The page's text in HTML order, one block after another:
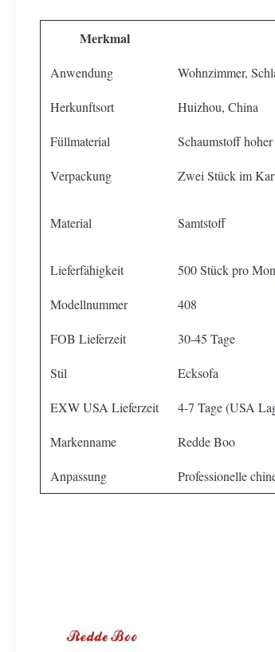
Merkmal
Anwendung Wohnzimmer,
Herkunftsort Huizhou, China
Füllmaterial Schaumstoff
Verpackung Zwei Stück im
Material Samtstoff
Lieferfähigkeit 500 Stück pro
Modellnummer 408
FOB Lieferzeit 30-45 Tage
Stil Ecksofa
EXW USA Lieferzeit 4-7 Tage (USA
Markenname Redde Boo
Anpassung Professionelle